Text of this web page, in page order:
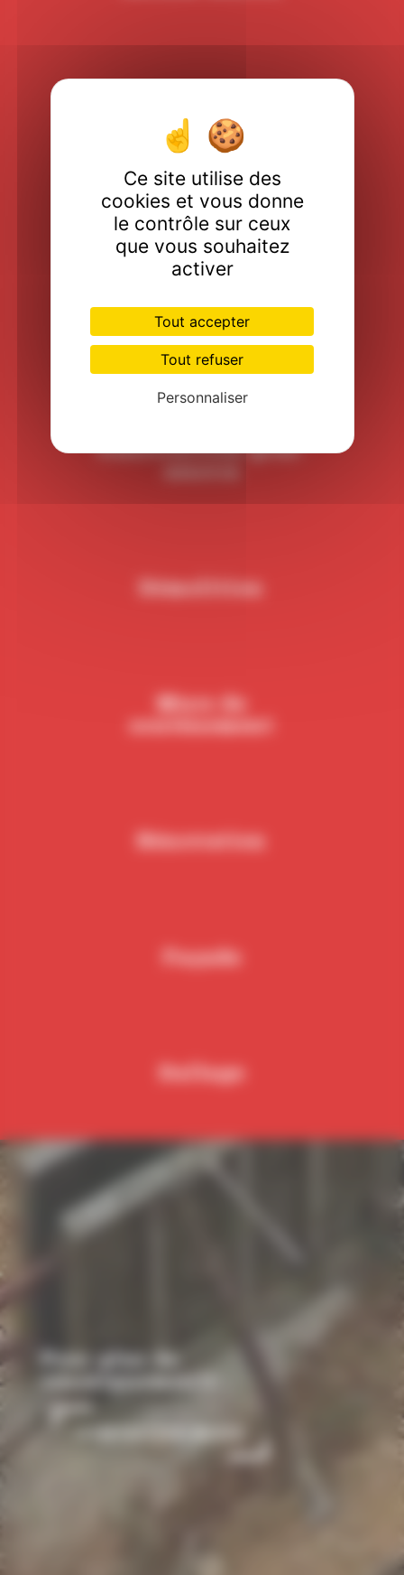
Assainissement
Villas
Construction gros-
Démolition
Murs de
soutènement
Rénovation
Façade
Dallage
Pour plus de
renseignements :
CONTACTEZ-NOUS
Ce site utilise des
cookies et vous donne
le contrôle sur ceux
que vous souhaitez
activer
Tout accepter
Tout refuser
Personnaliser